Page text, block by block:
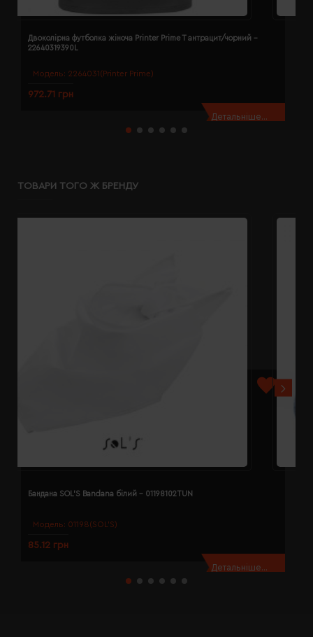
Модель: 2264031(Printer Prime)
Двоколірна футболка жіноча Printer Prime T антрацит/чорний -
22640319390L
972.71 грн
Детальніше...
ТОВАРИ ТОГО Ж БРЕНДУ
Модель: 01198(SOL’S)
Бандана SOL'S Bandana білий - 01198102TUN
85.12 грн
Детальніше...